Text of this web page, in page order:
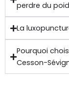
perdre du
La
Pourquoi
Cesson-